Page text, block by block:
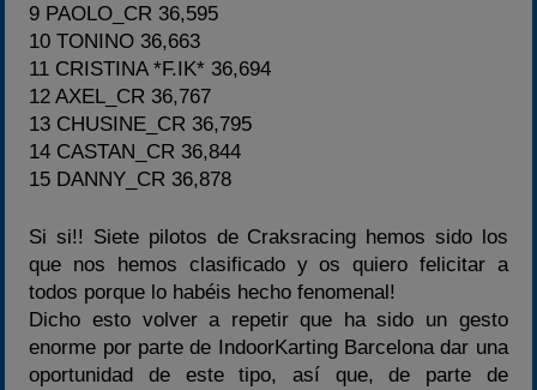
9 PAOLO_CR 36,595
10 TONINO 36,663
11 CRISTINA *F.IK* 36,694
12 AXEL_CR 36,767
13 CHUSINE_CR 36,795
14 CASTAN_CR 36,844
15 DANNY_CR 36,878
Si si!! Siete pilotos de Craksracing hemos sido los
que nos hemos clasificado y os quiero felicitar a
todos porque lo habéis hecho fenomenal!
Dicho esto volver a repetir que ha sido un gesto
enorme por parte de IndoorKarting Barcelona dar una
oportunidad de este tipo, así que, de parte de